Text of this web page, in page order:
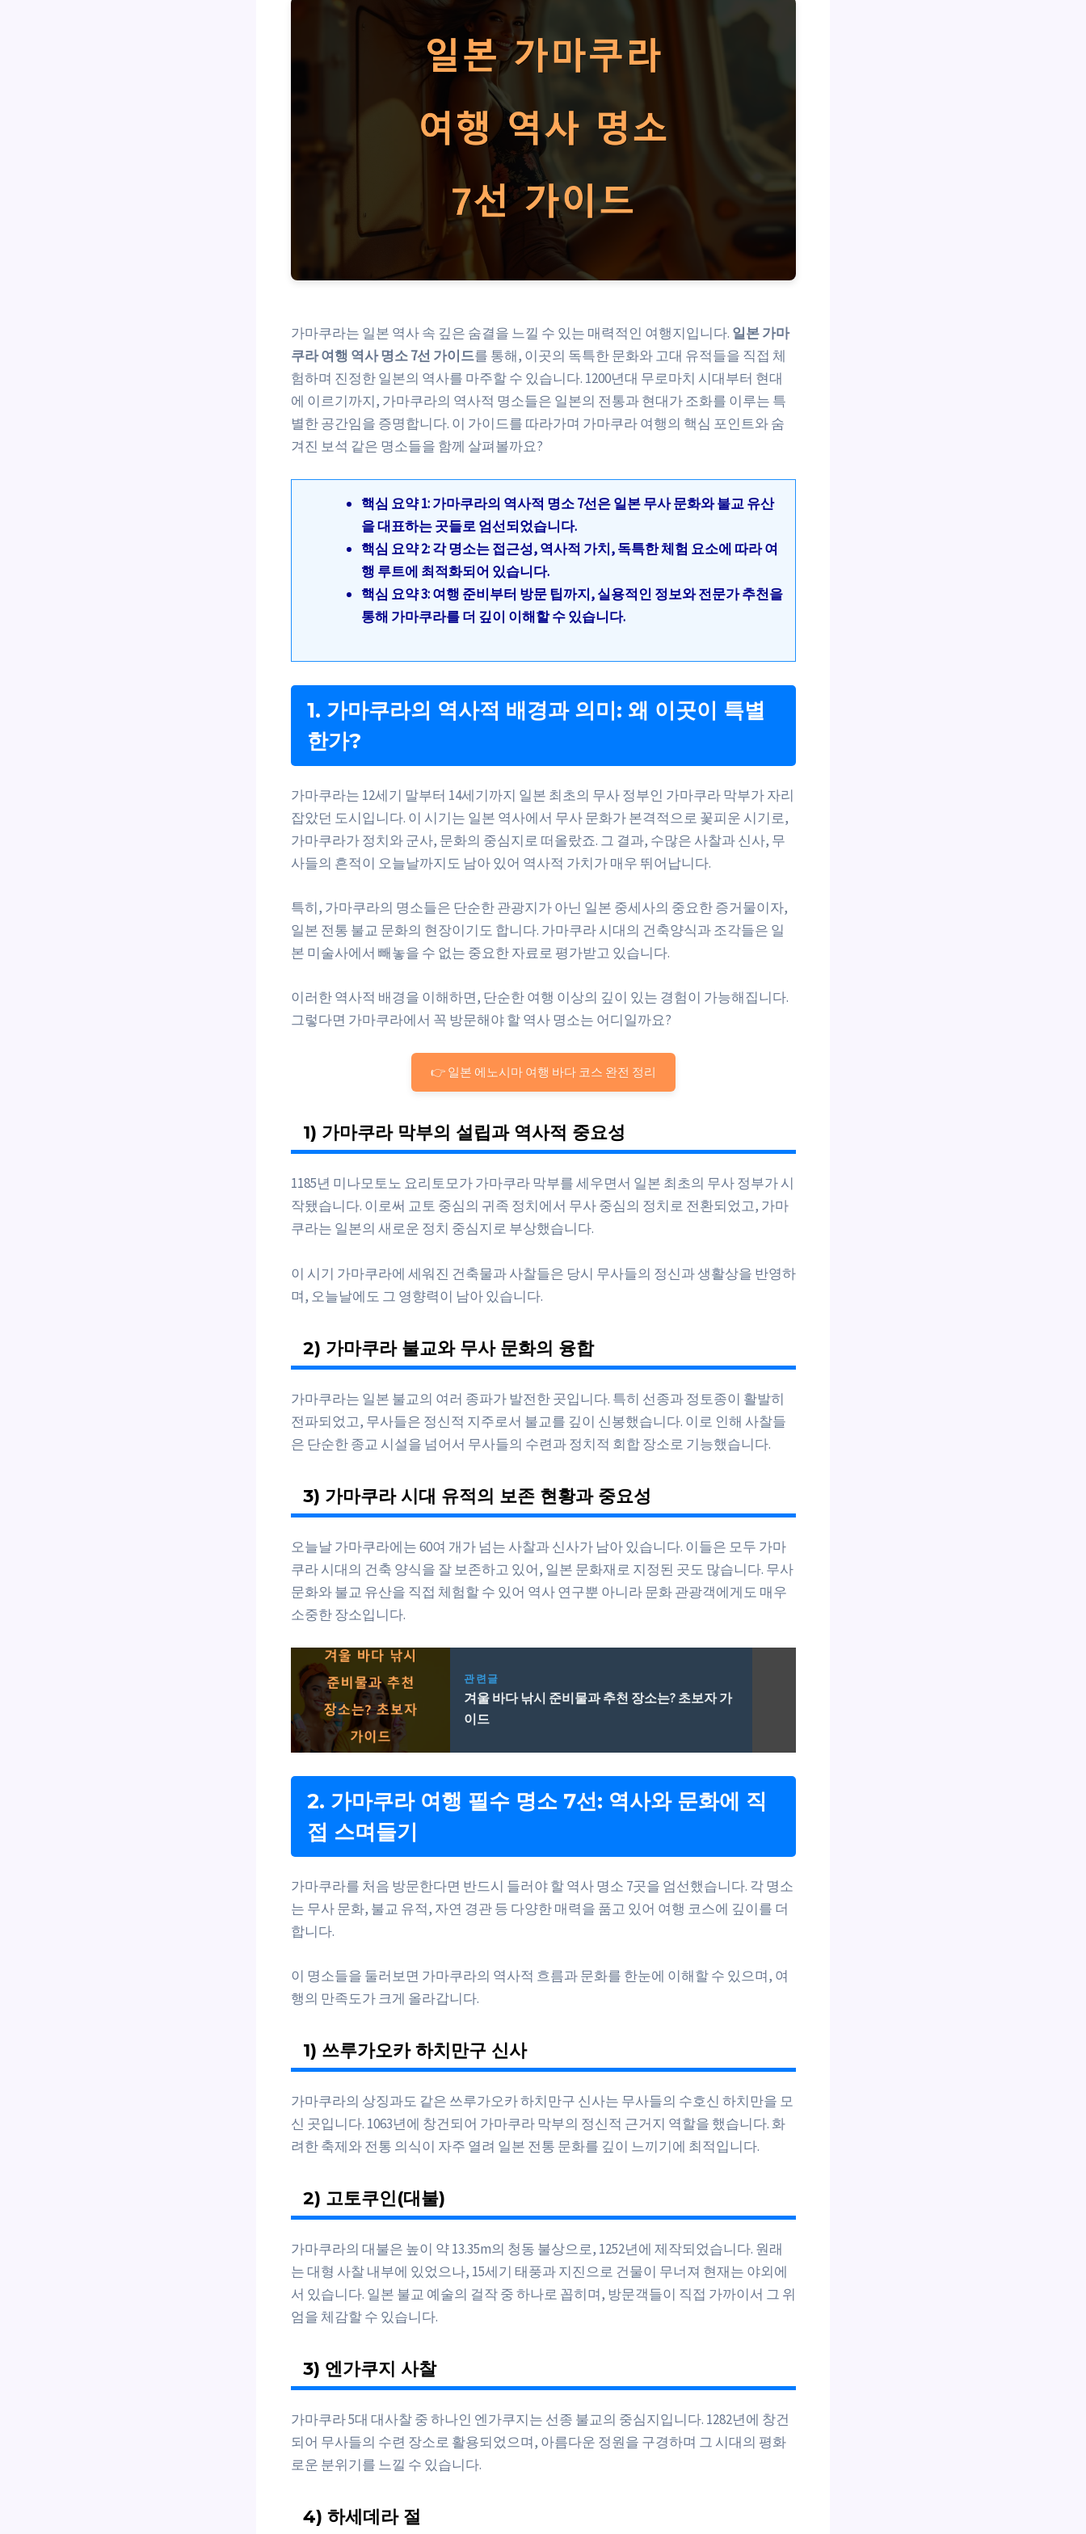
가마쿠라는 일본 역사 속 깊은 숨결을 느낄 수 있는 매력적인 여행지입니다. 일본 가마
쿠라 여행 역사 명소 7선 가이드를 통해, 이곳의 독특한 문화와 고대 유적들을 직접 체
험하며 진정한 일본의 역사를 마주할 수 있습니다. 1200년대 무로마치 시대부터 현대
에 이르기까지, 가마쿠라의 역사적 명소들은 일본의 전통과 현대가 조화를 이루는 특
별한 공간임을 증명합니다. 이 가이드를 따라가며 가마쿠라 여행의 핵심 포인트와 숨
겨진 보석 같은 명소들을 함께 살펴볼까요?
핵심 요약 1: 가마쿠라의 역사적 명소 7선은 일본 무사 문화와 불교 유산
을 대표하는 곳들로 엄선되었습니다.
핵심 요약 2: 각 명소는 접근성, 역사적 가치, 독특한 체험 요소에 따라 여
행 루트에 최적화되어 있습니다.
핵심 요약 3: 여행 준비부터 방문 팁까지, 실용적인 정보와 전문가 추천을
통해 가마쿠라를 더 깊이 이해할 수 있습니다.
1. 가마쿠라의 역사적 배경과 의미: 왜 이곳이 특별
한가?
가마쿠라는 12세기 말부터 14세기까지 일본 최초의 무사 정부인 가마쿠라 막부가 자리
잡았던 도시입니다. 이 시기는 일본 역사에서 무사 문화가 본격적으로 꽃피운 시기로,
가마쿠라가 정치와 군사, 문화의 중심지로 떠올랐죠. 그 결과, 수많은 사찰과 신사, 무
사들의 흔적이 오늘날까지도 남아 있어 역사적 가치가 매우 뛰어납니다.
특히, 가마쿠라의 명소들은 단순한 관광지가 아닌 일본 중세사의 중요한 증거물이자,
일본 전통 불교 문화의 현장이기도 합니다. 가마쿠라 시대의 건축양식과 조각들은 일
본 미술사에서 빼놓을 수 없는 중요한 자료로 평가받고 있습니다.
이러한 역사적 배경을 이해하면, 단순한 여행 이상의 깊이 있는 경험이 가능해집니다.
그렇다면 가마쿠라에서 꼭 방문해야 할 역사 명소는 어디일까요?
👉 일본 에노시마 여행 바다 코스 완전 정리
1) 가마쿠라 막부의 설립과 역사적 중요성
1185년 미나모토노 요리토모가 가마쿠라 막부를 세우면서 일본 최초의 무사 정부가 시
작됐습니다. 이로써 교토 중심의 귀족 정치에서 무사 중심의 정치로 전환되었고, 가마
쿠라는 일본의 새로운 정치 중심지로 부상했습니다.
이 시기 가마쿠라에 세워진 건축물과 사찰들은 당시 무사들의 정신과 생활상을 반영하
며, 오늘날에도 그 영향력이 남아 있습니다.
2) 가마쿠라 불교와 무사 문화의 융합
가마쿠라는 일본 불교의 여러 종파가 발전한 곳입니다. 특히 선종과 정토종이 활발히
전파되었고, 무사들은 정신적 지주로서 불교를 깊이 신봉했습니다. 이로 인해 사찰들
은 단순한 종교 시설을 넘어서 무사들의 수련과 정치적 회합 장소로 기능했습니다.
3) 가마쿠라 시대 유적의 보존 현황과 중요성
오늘날 가마쿠라에는 60여 개가 넘는 사찰과 신사가 남아 있습니다. 이들은 모두 가마
쿠라 시대의 건축 양식을 잘 보존하고 있어, 일본 문화재로 지정된 곳도 많습니다. 무사
문화와 불교 유산을 직접 체험할 수 있어 역사 연구뿐 아니라 문화 관광객에게도 매우
소중한 장소입니다.
관련글
겨울 바다 낚시 준비물과 추천 장소는? 초보자 가
이드
2. 가마쿠라 여행 필수 명소 7선: 역사와 문화에 직
접 스며들기
가마쿠라를 처음 방문한다면 반드시 들러야 할 역사 명소 7곳을 엄선했습니다. 각 명소
는 무사 문화, 불교 유적, 자연 경관 등 다양한 매력을 품고 있어 여행 코스에 깊이를 더
합니다.
이 명소들을 둘러보면 가마쿠라의 역사적 흐름과 문화를 한눈에 이해할 수 있으며, 여
행의 만족도가 크게 올라갑니다.
1) 쓰루가오카 하치만구 신사
가마쿠라의 상징과도 같은 쓰루가오카 하치만구 신사는 무사들의 수호신 하치만을 모
신 곳입니다. 1063년에 창건되어 가마쿠라 막부의 정신적 근거지 역할을 했습니다. 화
려한 축제와 전통 의식이 자주 열려 일본 전통 문화를 깊이 느끼기에 최적입니다.
2) 고토쿠인(대불)
가마쿠라의 대불은 높이 약 13.35m의 청동 불상으로, 1252년에 제작되었습니다. 원래
는 대형 사찰 내부에 있었으나, 15세기 태풍과 지진으로 건물이 무너져 현재는 야외에
서 있습니다. 일본 불교 예술의 걸작 중 하나로 꼽히며, 방문객들이 직접 가까이서 그 위
엄을 체감할 수 있습니다.
3) 엔가쿠지 사찰
가마쿠라 5대 대사찰 중 하나인 엔가쿠지는 선종 불교의 중심지입니다. 1282년에 창건
되어 무사들의 수련 장소로 활용되었으며, 아름다운 정원을 구경하며 그 시대의 평화
로운 분위기를 느낄 수 있습니다.
4) 하세데라 절